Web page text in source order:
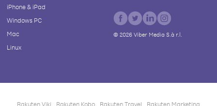
iPhone & iPad
Windows PC
Mac
Linux
© 2026Viber Media S.à r.l.
Rakuten Viki Rakuten Kobo Rakuten Travel Rakuten Marketing